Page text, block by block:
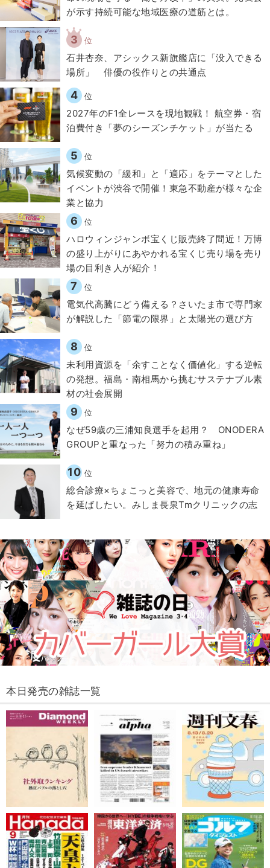
が示す持続可能な地域医療の道筋とは。
3 位
石井杏奈、アシックス新旗艦店に「没入できる
場所」 俳優の役作りとの共通点
4 位
2027年のF1全レースを現地観戦！ 航空券・宿
泊費付き「夢のシーズンチケット」が当たる
5 位
気候変動の「緩和」と「適応」をテーマとした
イベントが渋谷で開催！東急不動産が様々な企
業と協力
6 位
ハロウィンジャンボ宝くじ販売終了間近！万博
の盛り上がりにあやかれる宝くじ売り場を売り
場の目利き人が紹介！
7 位
電気代高騰にどう備える？さいたま市で専門家
が解説した「節電の限界」と太陽光の選び方
8 位
​​未利用資源を「余すことなく価値化」する逆転
の発想。福島・南相馬から挑むサステナブル素
材の社会展開​
9 位
なぜ59歳の三浦知良選手を起用？ ONODERA
GROUPと重なった「努力の積み重ね」
10 位
総合診療×ちょこっと美容で、地元の健康寿命
を延ばしたい。みしま長泉Tmクリニックの志
本日発売の雑誌一覧